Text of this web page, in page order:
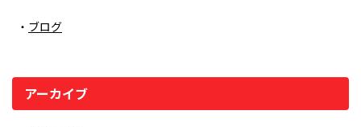
ブログ
アーカイブ